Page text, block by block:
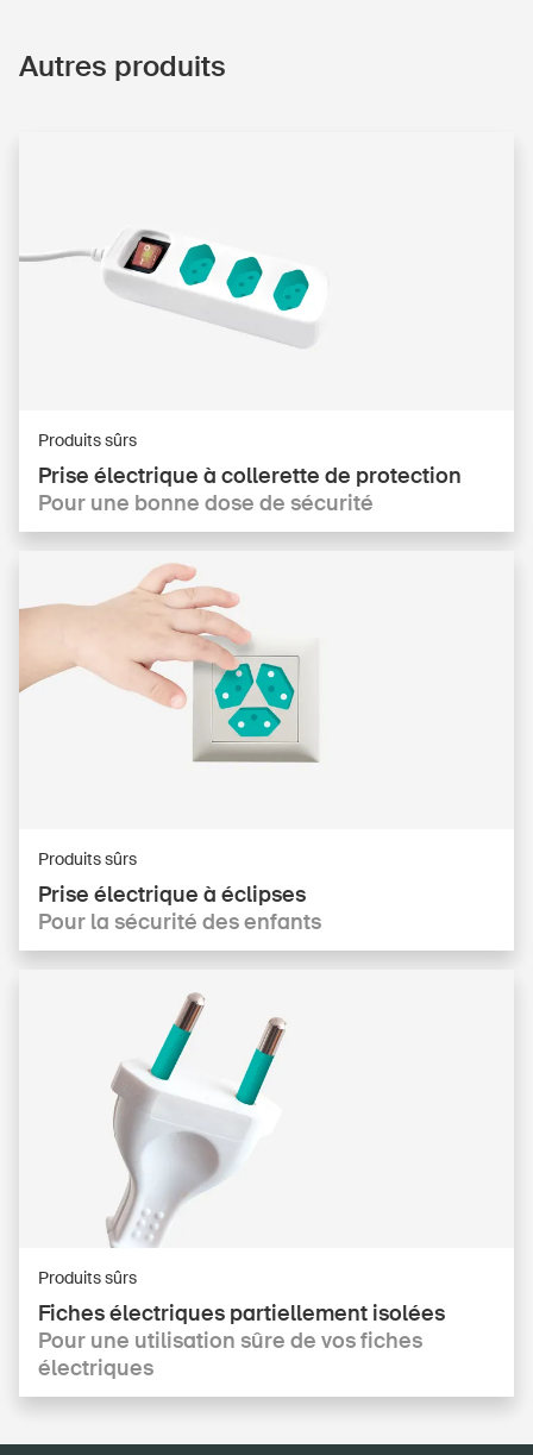
Page d'accueil
S'abonner à la newsletter
Autres produits
Prise électrique à collerette de protection
Pour une bonne dose de sécurité
Produits sûrs
Prise électrique à éclipses
Pour la sécurité des enfants
Produits sûrs
Fiches électriques partiellement isolées
Pour une utilisation sûre de vos fiches
électriques
Produits sûrs